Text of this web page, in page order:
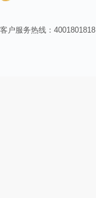
客户服务热线：4001801818